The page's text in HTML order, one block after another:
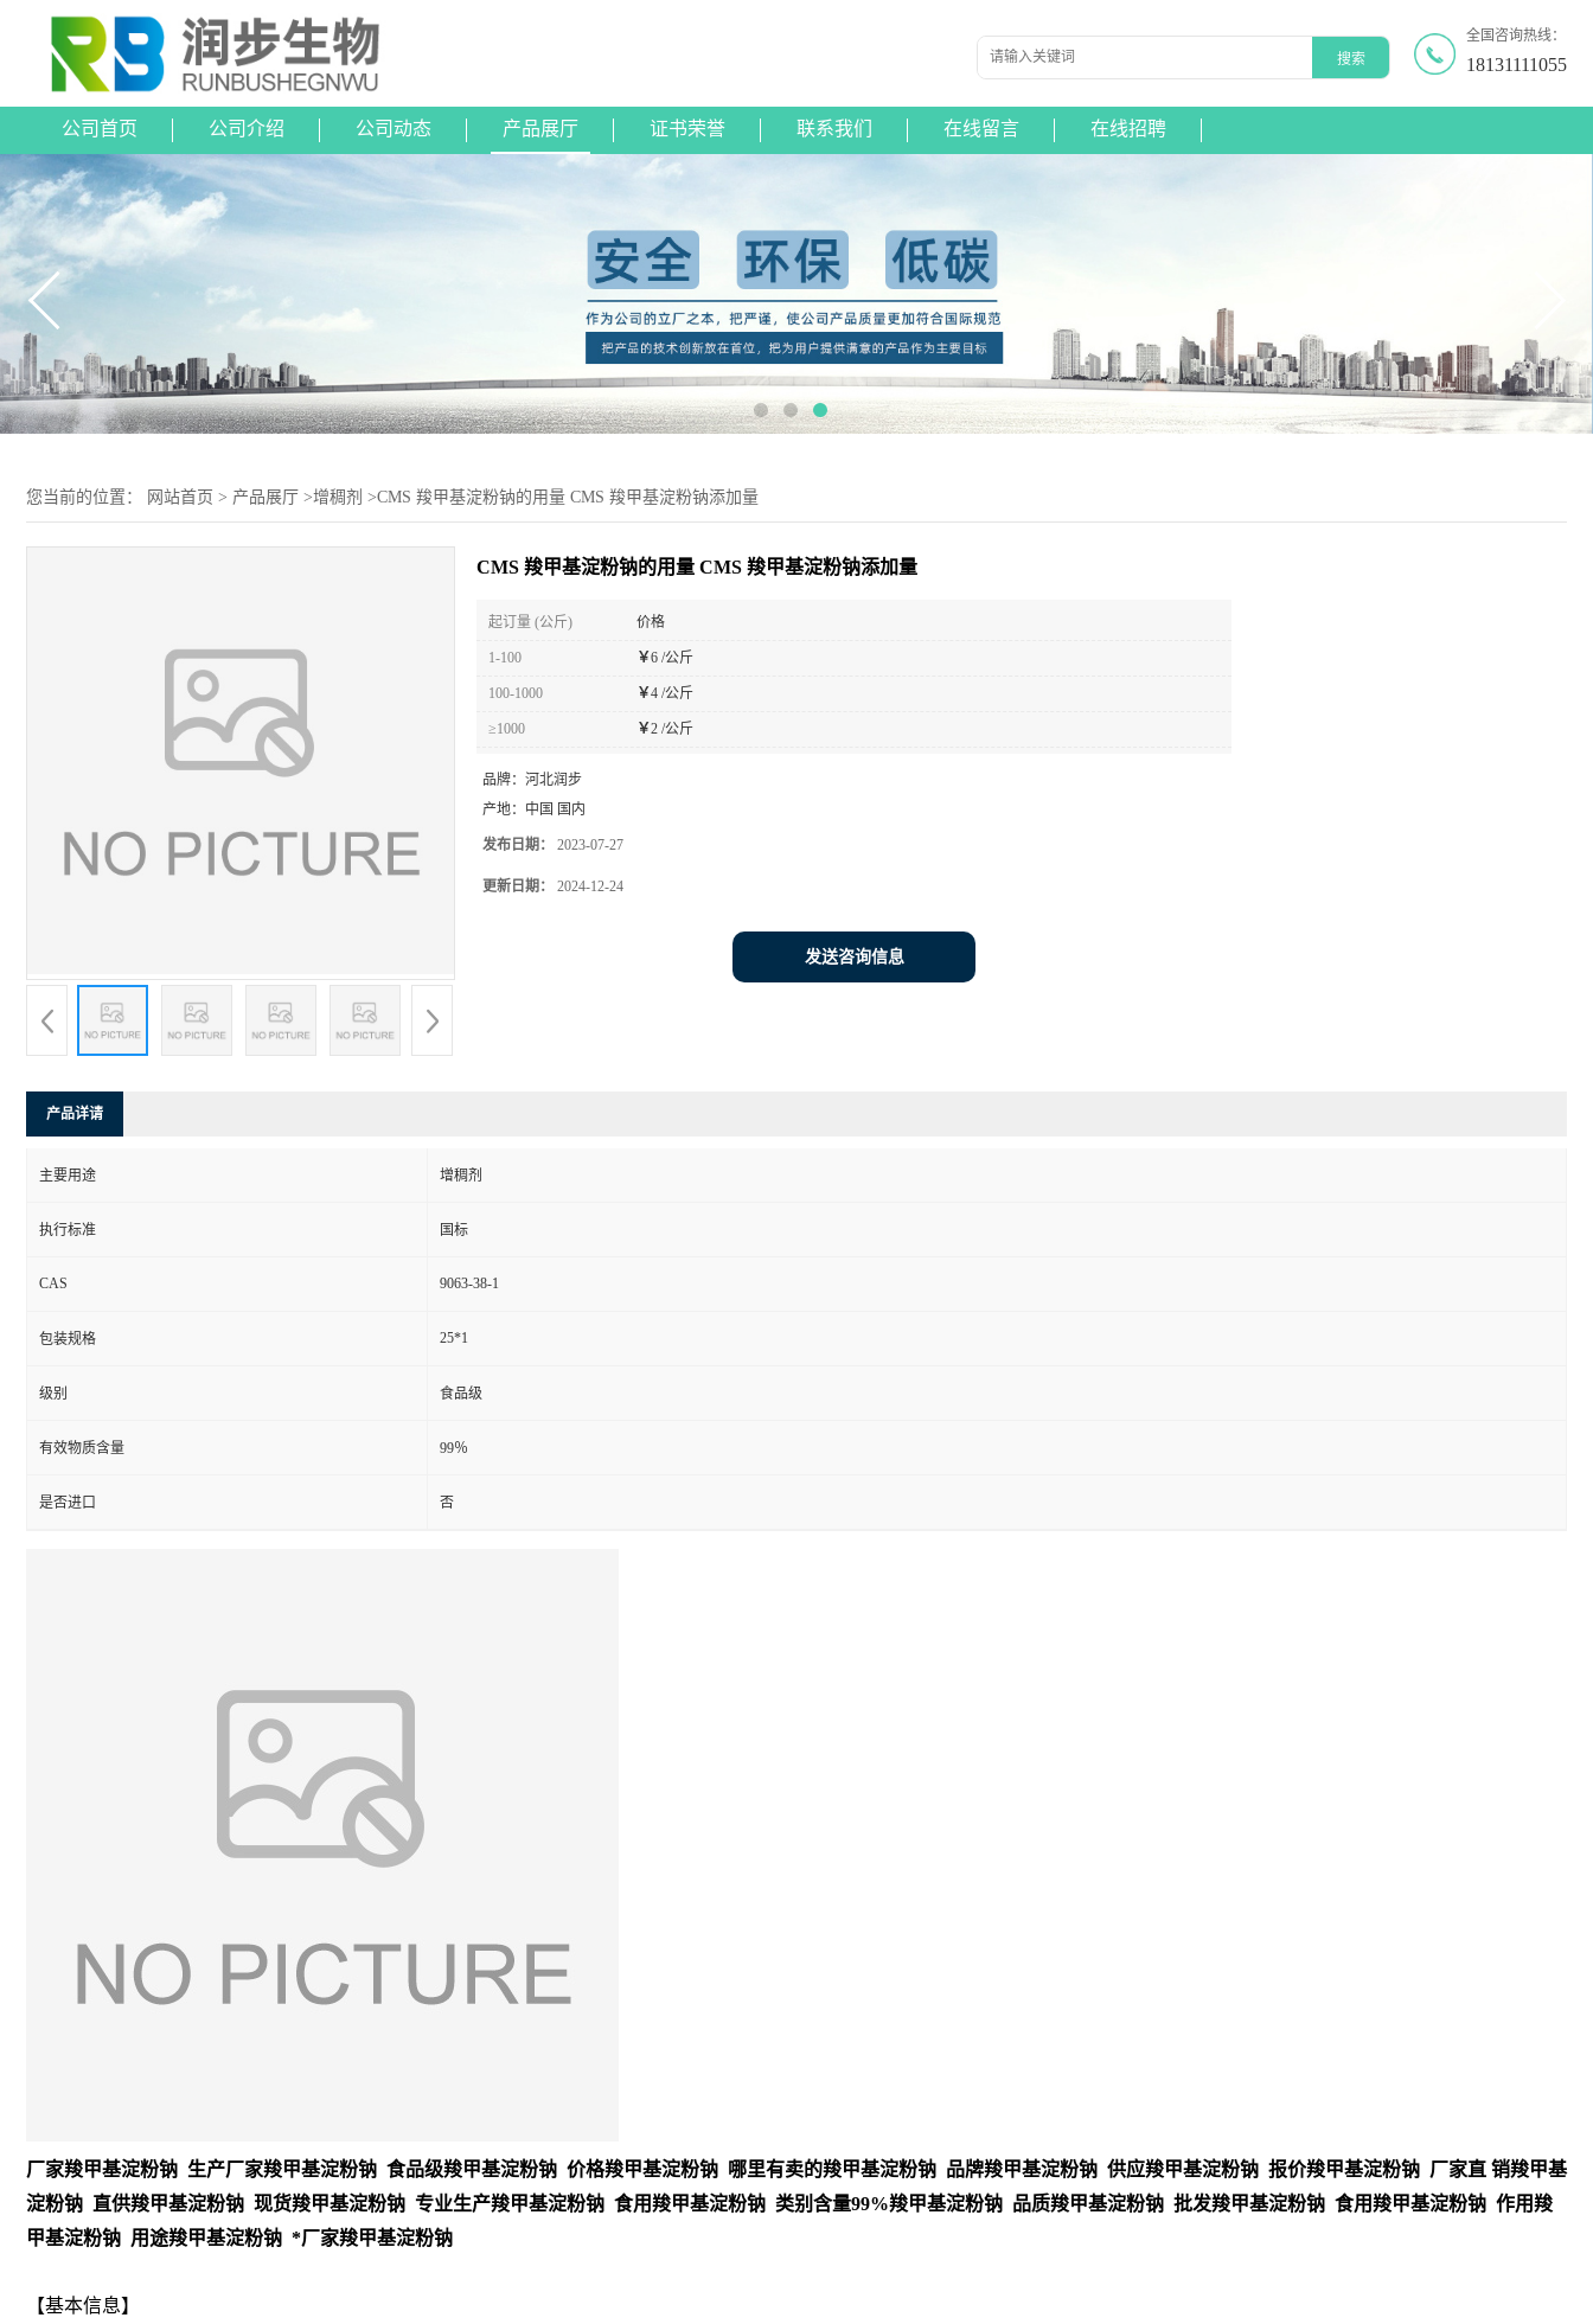
全国咨询热线：
18131111055
公司首页 公司介绍 公司动态 产品展厅 证书荣誉 联系我们 在线留言 在线招聘
您当前的位置： 网站首页 > 产品展厅 >增稠剂 >CMS 羧甲基淀粉钠的用量 CMS 羧甲基淀粉钠添加量
CMS 羧甲基淀粉钠的用量 CMS 羧甲基淀粉钠添加量
起订量 (公斤) 价格
1-100 ￥6 /公斤
100-1000 ￥4 /公斤
≥1000 ￥2 /公斤
品牌： 河北润步
产地： 中国 国内
发布日期： 2023-07-27
更新日期： 2024-12-24
发送咨询信息
产品详请
主要用途 增稠剂
执行标准 国标
CAS 9063-38-1
包装规格 25*1
级别 食品级
有效物质含量 99％
是否进口 否
厂家羧甲基淀粉钠 生产厂家羧甲基淀粉钠 食品级羧甲基淀粉钠 价格羧甲基淀粉钠 哪里有卖的羧甲基淀粉钠 品牌羧甲基淀粉钠 供应羧甲基淀粉钠 报价羧甲基淀粉钠 厂家直 销羧甲基
淀粉钠 直供羧甲基淀粉钠 现货羧甲基淀粉钠 专业生产羧甲基淀粉钠 食用羧甲基淀粉钠 类别含量99%羧甲基淀粉钠 品质羧甲基淀粉钠 批发羧甲基淀粉钠 食用羧甲基淀粉钠 作用羧
甲基淀粉钠 用途羧甲基淀粉钠 *厂家羧甲基淀粉钠
【基本信息】